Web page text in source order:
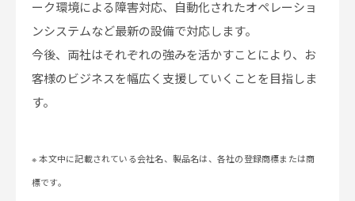
ーク環境による障害対応、自動化されたオペレーショ
ンシステムなど最新の設備で対応します。
今後、両社はそれぞれの強みを活かすことにより、お
客様のビジネスを幅広く支援していくことを目指しま
す。
※ 本文中に記載されている会社名、製品名は、各社の登録商標または商
標です。